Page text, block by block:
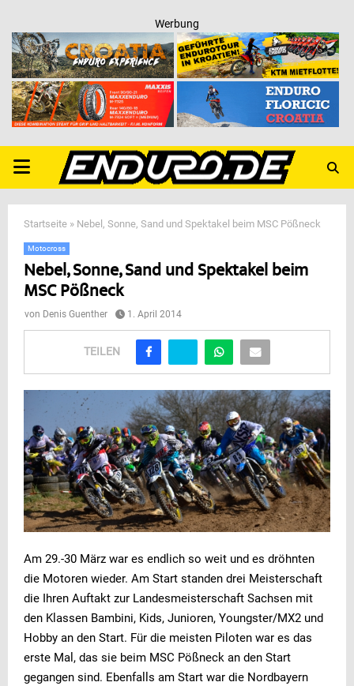
Werbung
PRIMARY
MENU
Startseite » Nebel, Sonne, Sand und Spektakel beim MSC Pößneck
Motocross
Nebel, Sonne, Sand und Spektakel beim
MSC Pößneck
von Denis Guenther 1. April 2014
TEILEN
Am 29.-30 März war es endlich so weit und es dröhnten
die Motoren wieder. Am Start standen drei Meisterschaft
die Ihren Auftakt zur Landesmeisterschaft Sachsen mit
den Klassen Bambini, Kids, Junioren, Youngster/MX2 und
Hobby an den Start. Für die meisten Piloten war es das
erste Mal, das sie beim MSC Pößneck an den Start
gegangen sind. Ebenfalls am Start war die Nordbayern